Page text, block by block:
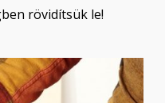
rövidítsük le!